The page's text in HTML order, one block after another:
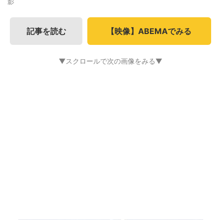
記事を読む 【映像】ABEMAでみる
▼スクロールで次の画像をみる▼